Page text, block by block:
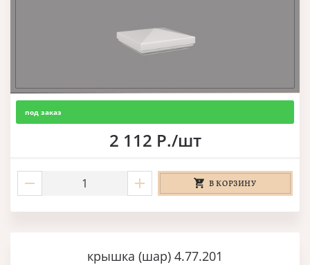
под заказ
2 112 Р./шт
В КОРЗИНУ
крышка (шар) 4.77.201